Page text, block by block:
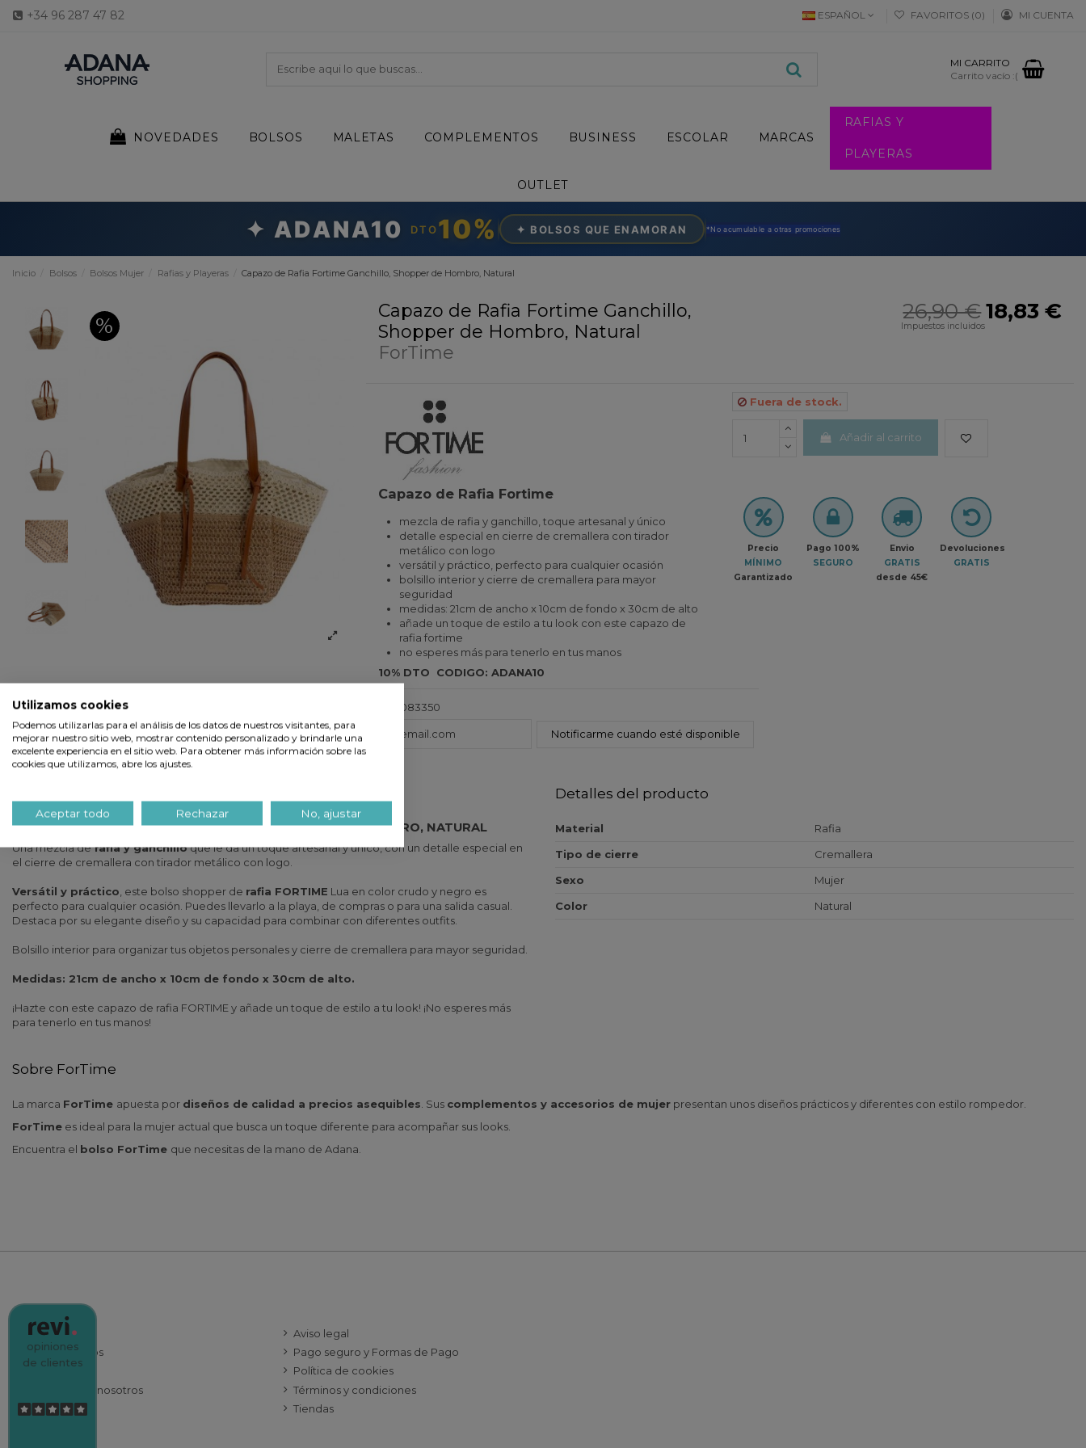
+34 96 287 47 82 ESPAÑOL FAVORITOS (0) MI CUENTA
MI CARRITO
Carrito vacío :(
NOVEDADES BOLSOS MALETAS COMPLEMENTOS BUSINESS ESCOLAR MARCAS
RAFIAS Y
PLAYERAS
OUTLET
✦ ADANA10 DTO10% ✦ BOLSOS QUE ENAMORAN *No acumulable a otras promociones
Inicio Bolsos Bolsos Mujer Rafias y Playeras Capazo de Rafia Fortime Ganchillo, Shopper de Hombro, Natural
%
Capazo de Rafia Fortime Ganchillo,
Shopper de Hombro, Natural
ForTime
26,90 €18,83 €
Impuestos incluidos
Capazo de Rafia Fortime
mezcla de rafia y ganchillo, toque artesanal y único
detalle especial en cierre de cremallera con tirador
metálico con logo
versátil y práctico, perfecto para cualquier ocasión
bolsillo interior y cierre de cremallera para mayor
seguridad
medidas: 21cm de ancho x 10cm de fondo x 30cm de alto
añade un toque de estilo a tu look con este capazo de
rafia fortime
no esperes más para tenerlo en tus manos
10% DTO CODIGO: ADANA10
Fuera de stock.
Añadir al carrito
Precio
MÍNIMO
Garantizado
Pago 100%
SEGURO
Envio
GRATIS
desde 45€
Devoluciones
GRATIS
47083350
Notificarme cuando esté disponible
CAPAZO DE RAFIA FORTIME GANCHILLO, SHOPPER DE HOMBRO, NATURAL
Una mezcla derafia y ganchilloque le da un toque artesanal y único, con un detalle especial en
el cierre de cremallera con tirador metálico con logo.
Versátil y práctico , este bolso shopper de rafia FORTIME Lua en color crudo y negro es
perfecto para cualquier ocasión. Puedes llevarlo a la playa, de compras o para una salida casual.
Destaca por su elegante diseño y su capacidad para combinar con diferentes outfits.
Bolsillo interior para organizar tus objetos personales y cierre de cremallera para mayor seguridad.
Medidas: 21cm de ancho x 10cm de fondo x 30cm de alto.
¡Hazte con este capazo de rafia FORTIME y añade un toque de estilo a tu look! ¡No esperes más
para tenerlo en tus manos!
Detalles del producto
Material
Rafia
Tipo de cierre
Cremallera
Sexo
Mujer
Color
Natural
Sobre ForTime
La marca ForTime apuesta por diseños de calidad a precios asequibles . Sus complementos y accesorios de mujer presentan unos diseños prácticos y diferentes con estilo rompedor.
ForTime es ideal para la mujer actual que busca un toque diferente para acompañar sus looks.
Encuentra el bolso ForTime que necesitas de la mano de Adana.
INFORMACIÓN
Ofertas
Sobre nosotros
Envío
Contacte con nosotros
Mapa del sitio
Aviso legal
Pago seguro y Formas de Pago
Política de cookies
Términos y condiciones
Tiendas
opiniones
de clientes
Utilizamos cookies
Podemos utilizarlas para el análisis de los datos de nuestros visitantes, para
mejorar nuestro sitio web, mostrar contenido personalizado y brindarle una
excelente experiencia en el sitio web. Para obtener más información sobre las
cookies que utilizamos, abre los ajustes.
Aceptar todo Rechazar No, ajustar